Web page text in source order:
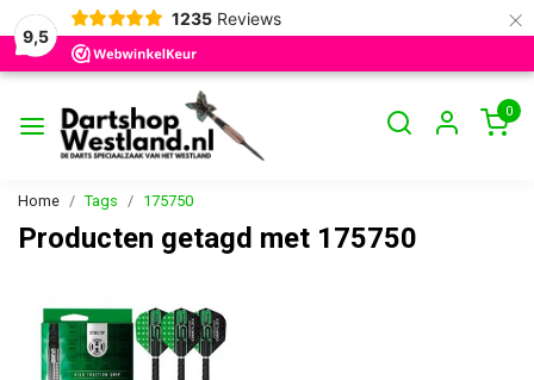
9,5
1235 Reviews ×
0
Home Tags 175750
Producten getagd met 175750